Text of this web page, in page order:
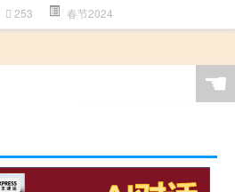
253 春节2024
☚